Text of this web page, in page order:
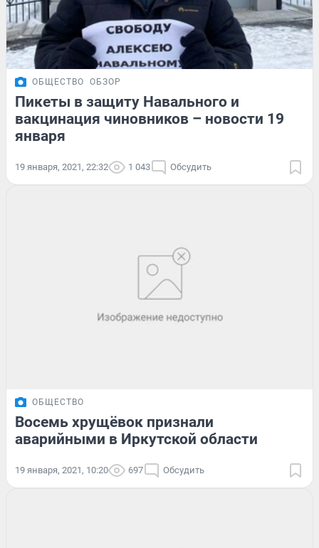
ОБЩЕСТВО ОБЗОР
Пикеты в защиту Навального и
вакцинация чиновников – новости 19
января
19 января, 2021, 22:32 1 043 Обсудить
ОБЩЕСТВО
Восемь хрущёвок признали
аварийными в Иркутской области
19 января, 2021, 10:20 697 Обсудить